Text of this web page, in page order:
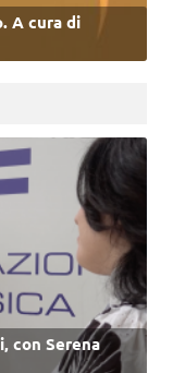
A cura di
con Serena